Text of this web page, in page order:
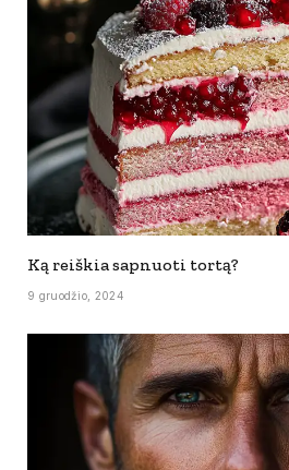
Ką reiškia sapnuoti tortą?
9 gruodžio, 2024